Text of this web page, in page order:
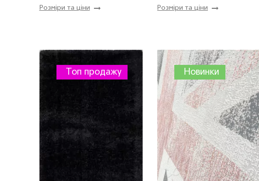
Розміри та ціниКупити Розміри та ціниКупити
Топ продажу Новинки